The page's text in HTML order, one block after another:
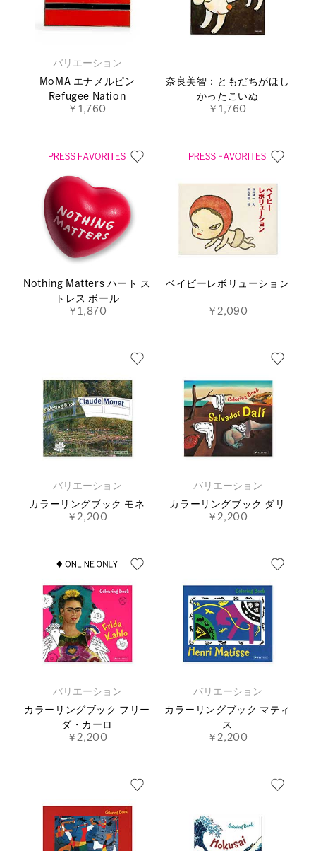
バリエーション
MoMA エナメルピン
Refugee Nation
￥1,760
奈良美智：ともだちがほし
かったこいぬ
￥1,760
Nothing Matters ハート ス
トレス ボール
￥1,870
ベイビーレボリューション
￥2,090
バリエーション
カラーリングブック モネ
￥2,200
バリエーション
カラーリングブック ダリ
￥2,200
バリエーション
カラーリングブック フリー
ダ・カーロ
￥2,200
バリエーション
カラーリングブック マティ
ス
￥2,200